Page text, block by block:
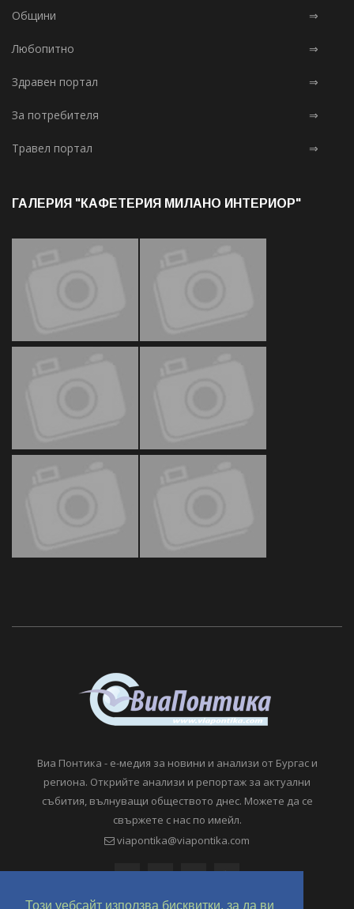
Този уебсайт използва бисквитки, за да ви
Общини ⇒
Любопитно ⇒
Здравен портал ⇒
За потребителя ⇒
Травел портал ⇒
ГАЛЕРИЯ "КАФЕТЕРИЯ МИЛАНО ИНТЕРИОР"
Виа Понтика - е-медия за новини и анализи от Бургас и
региона. Открийте анализи и репортаж за актуални
събития, вълнуващи обществото днес. Можете да се
свържете с нас по имейл.
viapontika@viapontika.com